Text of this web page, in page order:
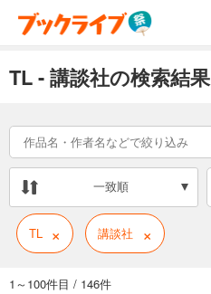
TL - 講談社の検索結果
一致順
TL × 講談社 ×
1～100件目 / 146件